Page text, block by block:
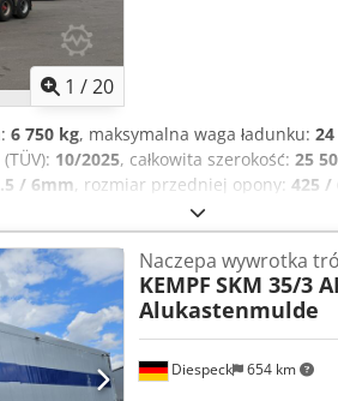
1 /20
6 750 kg, maksymalna waga ładunku:
10/2025, całkowita szerokość: 25
/ 6mm, rozmiar przedniej opony: 425 /
Diespeck 654 km
Naczepa wywrotka
KEMPF SKM 35/3
Alukastenmulde